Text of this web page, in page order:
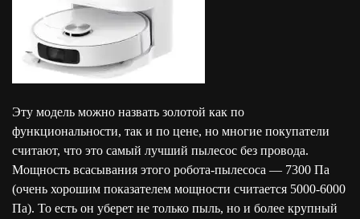
Эту модель можно назвать золотой как по
функциональности, так и по цене, но многие покупатели
считают, что это самый лучший пылесос без провода.
Мощность всасывания этого робота-пылесоса — 7300 Па
(очень хорошим показателем мощности считается 5000-6000
Па). То есть он уберет не только пыль, но и более крупный